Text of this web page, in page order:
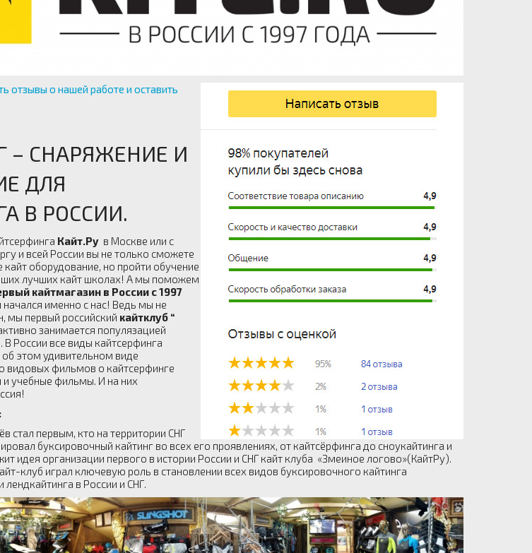
отзывы о нашей работе и оставить
– СНАРЯЖЕНИЕ И
ДЛЯ
В РОССИИ.
Кайт.Ру в Москве или с
и всей России вы не только сможете
оборудование, но пройти обучение
лучших кайт школах! А мы поможем
кайтмагазин в России с 1997
начался именно с нас! Ведь мы не
мы первый российский кайтклуб “
занимается популязацией
В России все виды кайтсерфинга
этом удивительном виде
видовых фильмов о кайтсерфинге
учебные фильмы. И на них
стал первым, кто на территории СНГ
буксировочный кайтинг во всех его проявлениях, от кайтсёрфинга до сноукайтинга и
идея организации первого в истории России и СНГ кайт клуба «Змеиное логово»(КайтРу).
клуб играл ключевую роль в становлении всех видов буксировочного кайтинга
лендкайтинга в России и СНГ.